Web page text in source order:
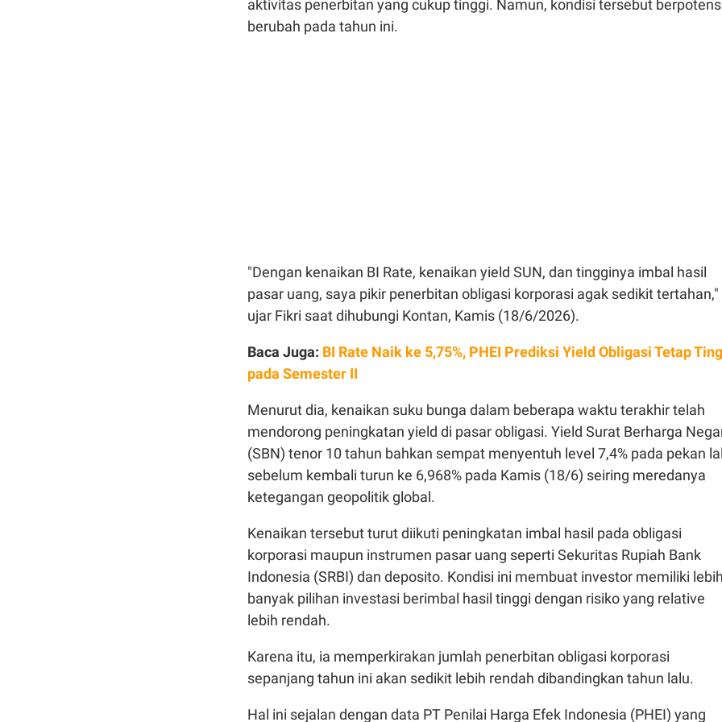
aktivitas penerbitan yang cukup tinggi. Namun, kondisi tersebut
berubah pada tahun ini.
"Dengan kenaikan BI Rate, kenaikan yield SUN, dan tingginya imbal hasil
pasar uang, saya pikir penerbitan obligasi korporasi agak sedikit tertahan,"
ujar Fikri saat dihubungi Kontan, Kamis (18/6/2026).
Baca Juga: BI Rate Naik ke 5,75%, PHEI Prediksi Yield Obligasi Tetap
pada Semester II
Menurut dia, kenaikan suku bunga dalam beberapa waktu terakhir telah
mendorong peningkatan yield di pasar obligasi. Yield Surat Berharga
(SBN) tenor 10 tahun bahkan sempat menyentuh level 7,4% pada pekan
sebelum kembali turun ke 6,968% pada Kamis (18/6) seiring meredanya
ketegangan geopolitik global.
Kenaikan tersebut turut diikuti peningkatan imbal hasil pada obligasi
korporasi maupun instrumen pasar uang seperti Sekuritas Rupiah Bank
Indonesia (SRBI) dan deposito. Kondisi ini membuat investor memiliki
banyak pilihan investasi berimbal hasil tinggi dengan risiko yang relative
lebih rendah.
Karena itu, ia memperkirakan jumlah penerbitan obligasi korporasi
sepanjang tahun ini akan sedikit lebih rendah dibandingkan tahun lalu.
Hal ini sejalan dengan data PT Penilai Harga Efek Indonesia (PHEI) yang